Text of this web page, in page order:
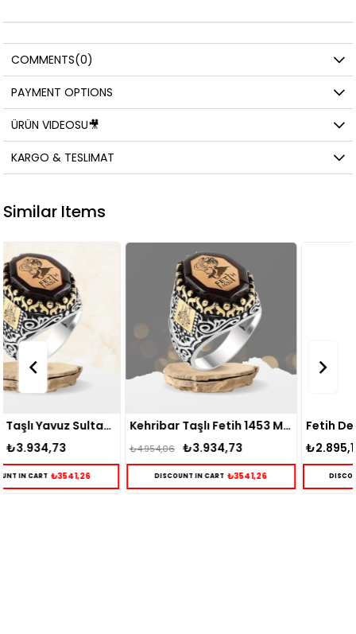
COMMENTS(0)
PAYMENT OPTIONS
ÜRÜN VIDEOSU🎥
KARGO & TESLIMAT
Similar Items
Kehribar Taşlı Fetih 1453 Model Gümüş Erkek Yüzük
₺4.954,06
DISCOUNT IN CART
Fetih Desenli Ay Yıldız Motifli Kehribar Taş Gümüş Yüzük
₺2.895,15
DISCOUNT IN CART ₺2605,64